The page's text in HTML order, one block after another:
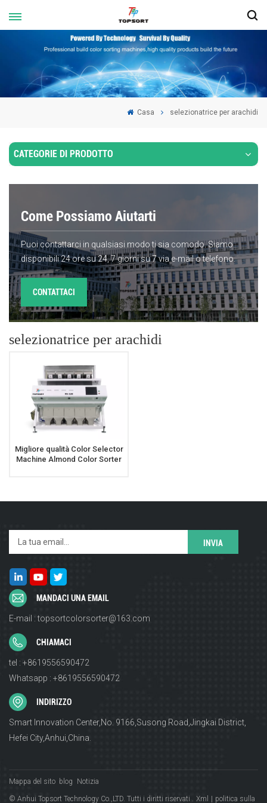
Casa selezionatrice per arachidi
CATEGORIE DI PRODOTTO
Come Possiamo Aiutarti
Puoi contattarci in qualsiasi modo ti sia comodo. Siamo
disponibili 24 ore su 24, 7 giorni su 7 via e-mail o telefono.
CONTATTACI
selezionatrice per arachidi
Migliore qualità Color Selector
Machine Almond Color Sorter
MANDACI UNA EMAIL
E-mail : topsortcolorsorter@163.com
CHIAMACI
tel : +8619556590472
Whatsapp : +8619556590472
INDIRIZZO
Smart Innovation Center,No. 9166,Susong Road,Jingkai District,
Hefei City,Anhui,China.
Mappa del sito blog Notizia
© Anhui Topsort Technology Co.,LTD. Tutti i diritti riservati . Xml politica sulla